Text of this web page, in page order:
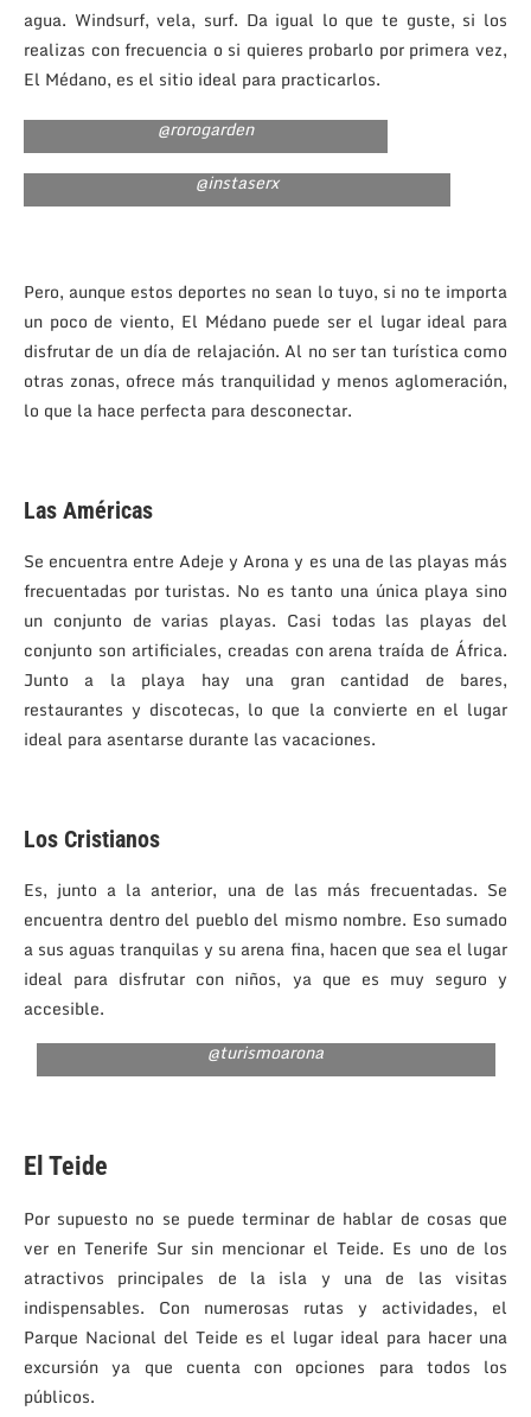
agua. Windsurf, vela, surf. Da igual lo que te guste, si los
realizas con frecuencia o si quieres probarlo por primera vez,
El Médano, es el sitio ideal para practicarlos.
@rorogarden
@instaserx
Pero, aunque estos deportes no sean lo tuyo, si no te importa
un poco de viento, El Médano puede ser el lugar ideal para
disfrutar de un día de relajación. Al no ser tan turística como
otras zonas, ofrece más tranquilidad y menos aglomeración,
lo que la hace perfecta para desconectar.
Las Américas
Se encuentra entre Adeje y Arona y es una de las playas más
frecuentadas por turistas. No es tanto una única playa sino
un conjunto de varias playas. Casi todas las playas del
conjunto son artificiales, creadas con arena traída de África.
Junto a la playa hay una gran cantidad de bares,
restaurantes y discotecas, lo que la convierte en el lugar
ideal para asentarse durante las vacaciones.
Los Cristianos
Es, junto a la anterior, una de las más frecuentadas. Se
encuentra dentro del pueblo del mismo nombre. Eso sumado
a sus aguas tranquilas y su arena fina, hacen que sea el lugar
ideal para disfrutar con niños, ya que es muy seguro y
accesible.
@turismoarona
El Teide
Por supuesto no se puede terminar de hablar de cosas que
ver en Tenerife Sur sin mencionar el Teide. Es uno de los
atractivos principales de la isla y una de las visitas
indispensables. Con numerosas rutas y actividades, el
Parque Nacional del Teide es el lugar ideal para hacer una
excursión ya que cuenta con opciones para todos los
públicos.